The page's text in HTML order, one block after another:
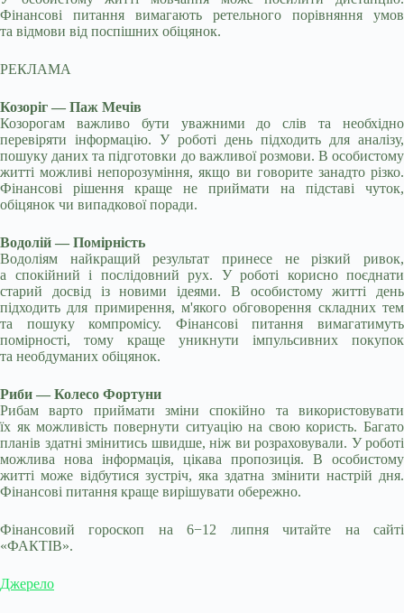
Фінансові питання вимагають ретельного порівняння умов
та відмови від поспішних обіцянок.
РЕКЛАМА
Козоріг — Паж Мечів
Козорогам важливо бути уважними до слів та необхідно
перевіряти інформацію. У роботі день підходить для аналізу,
пошуку даних та підготовки до важливої розмови. В особистому
житті можливі непорозуміння, якщо ви говорите занадто різко.
Фінансові рішення краще не приймати на підставі чуток,
обіцянок чи випадкової поради.
Водолій — Помірність
Водоліям найкращий результат принесе не різкий ривок,
а спокійний і послідовний рух. У роботі корисно поєднати
старий досвід із новими ідеями. В особистому житті день
підходить для примирення, м'якого обговорення складних тем
та пошуку компромісу. Фінансові питання вимагатимуть
помірності, тому краще уникнути імпульсивних покупок
та необдуманих обіцянок.
Риби — Колесо Фортуни
Рибам варто приймати зміни спокійно та використовувати
їх як можливість повернути ситуацію на свою користь. Багато
планів здатні змінитись швидше, ніж ви розраховували. У роботі
можлива нова інформація, цікава пропозиція. В особистому
житті може відбутися зустріч, яка здатна змінити настрій дня.
Фінансові питання краще вирішувати обережно.
Фінансовий гороскоп на 6−12 липня читайте на сайті
«ФАКТІВ».
Джерело